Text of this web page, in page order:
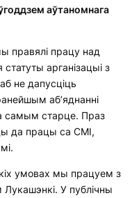
аўтаномнага
правялі працу над
арганізацыі з
не дапусціць
аб’яднанні
самым старце. Праз
да працы са СМІ,
умовах мы працуем з
У публічны